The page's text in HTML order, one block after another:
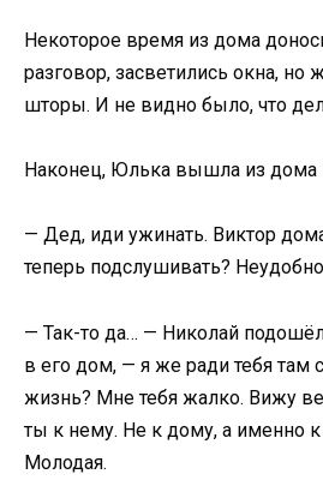
Некоторое время из дома
разговор, засветились окна, но
шторы. И не видно было, что
Наконец, Юлька вышла из дома
— Дед, иди ужинать. Виктор
теперь подслушивать?
— Так-то да… — Николай
в его дом, — я же ради тебя там
жизнь? Мне тебя жалко. Вижу
ты к нему. Не к дому, а именно
Молодая.